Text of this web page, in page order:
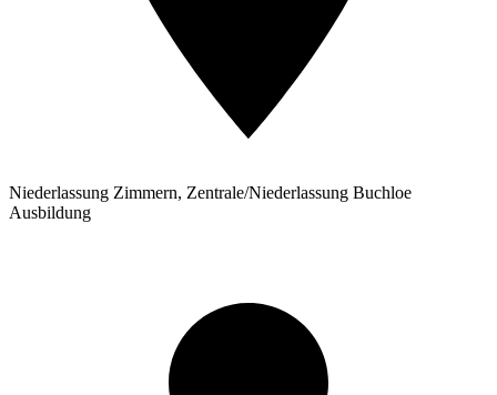
Niederlassung Zimmern, Zentrale/Niederlassung Buchloe
Ausbildung